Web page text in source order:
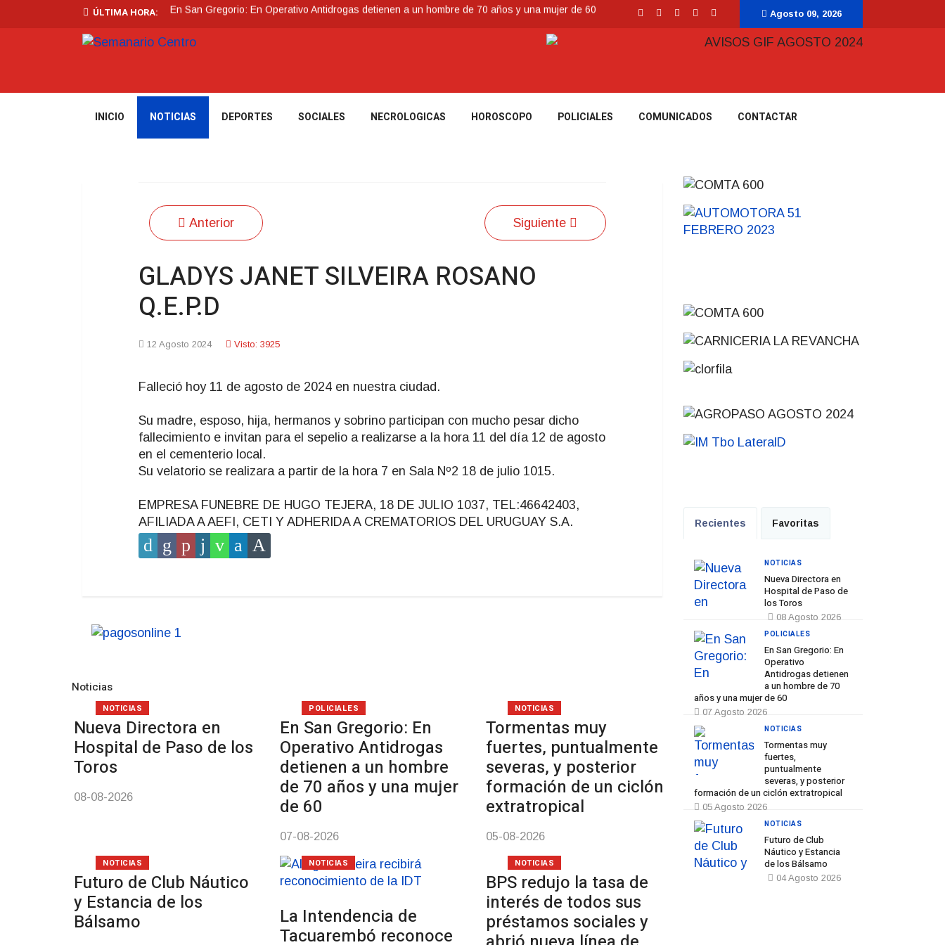
ÚLTIMA HORA:
En San Gregorio: En Operativo Antidrogas detienen a un hombre de 70 años y una mujer de 60
Futuro de Club Náutico y Estancia de los Bálsamo
Agosto 09, 2026
INICIO NOTICIAS DEPORTES SOCIALES NECROLOGICAS HOROSCOPO POLICIALES COMUNICADOS CONTACTAR
Anterior Siguiente
GLADYS JANET SILVEIRA ROSANO
Q.E.P.D
12 Agosto 2024 Visto: 3925
Falleció hoy 11 de agosto de 2024 en nuestra ciudad.
Su madre, esposo, hija, hermanos y sobrino participan con mucho pesar dicho
fallecimiento e invitan para el sepelio a realizarse a la hora 11 del día 12 de agosto
en el cementerio local.
Su velatorio se realizara a partir de la hora 7 en Sala Nº2 18 de julio 1015.
EMPRESA FUNEBRE DE HUGO TEJERA, 18 DE JULIO 1037, TEL:46642403,
AFILIADA A AEFI, CETI Y ADHERIDA A CREMATORIOS DEL URUGUAY S.A.
Noticias
Nueva Directora en
Hospital de Paso de los
Toros
08-08-2026
NOTICIAS
En San Gregorio: En
Operativo Antidrogas
detienen a un hombre
de 70 años y una mujer
de 60
07-08-2026
POLICIALES
Tormentas muy
fuertes, puntualmente
severas, y posterior
formación de un ciclón
extratropical
05-08-2026
NOTICIAS
Futuro de Club Náutico
y Estancia de los
Bálsamo
NOTICIAS
La Intendencia de
Tacuarembó reconoce
NOTICIAS
BPS redujo la tasa de
interés de todos sus
préstamos sociales y
NOTICIAS
Recientes Favoritas
Nueva Directora en
Hospital de Paso de
los Toros
08 Agosto 2026
NOTICIAS
En San Gregorio: En
Operativo
Antidrogas detienen
a un hombre de 70
años y una mujer de 60
07 Agosto 2026
POLICIALES
Tormentas muy
fuertes,
puntualmente
severas, y posterior
formación de un ciclón extratropical
05 Agosto 2026
NOTICIAS
Futuro de Club
Náutico y Estancia
de los Bálsamo
04 Agosto 2026
NOTICIAS